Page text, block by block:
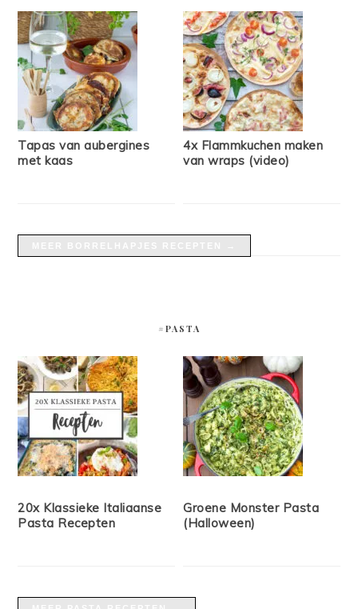
Tapas van aubergines
met kaas
4x Flammkuchen maken
van wraps (video)
#PASTA
20x Klassieke Italiaanse
Pasta Recepten
Groene Monster Pasta
(Halloween)